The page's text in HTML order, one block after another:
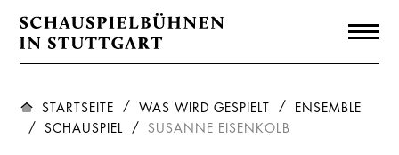
STARTSEITE WAS WIRD GESPIELT
ENSEMBLE
SCHAUSPIEL
SUSANNE EISENKOLB